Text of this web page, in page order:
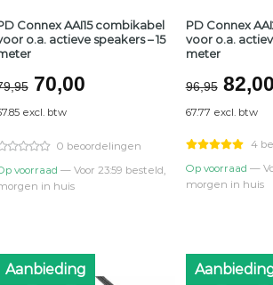
Connex AAI15 combikabel
o.a. actieve speakers – 15
Oorspronkelijke
prijs
was:
€79,95.
70,00Huidige
€70,00.
excl. btw
0 beoordelingen
voorraad — Voor 23:59 besteld,
in huis
PD Connex
voor o.a.
meter
96,95
prijs
was:
82,00
67.77 excl. btw
4
Op voorraad —
morgen in huis
Aanbieding